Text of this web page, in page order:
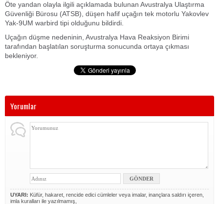
Öte yandan olayla ilgili açıklamada bulunan Avustralya Ulaştırma
Güvenliği Bürosu (ATSB), düşen hafif uçağın tek motorlu Yakovlev
Yak-9UM warbird tipi olduğunu bildirdi.
Uçağın düşme nedeninin, Avustralya Hava Reaksiyon Birimi
tarafından başlatılan soruşturma sonucunda ortaya çıkması
bekleniyor.
Yorumlar
UYARI: Küfür, hakaret, rencide edici cümleler veya imalar, inançlara saldırı içeren,
imla kuralları ile yazılmamış,